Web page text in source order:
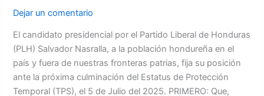
Dejar un comentario
El candidato presidencial por el Partido Liberal de Honduras
(PLH) Salvador Nasralla, a la población hondureña en el
país y fuera de nuestras fronteras patrias, fija su posición
ante la próxima culminación del Estatus de Protección
Temporal (TPS), el 5 de Julio del 2025. PRIMERO: Que,